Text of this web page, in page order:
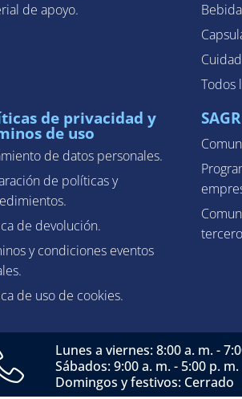
de apoyo.
Todos
de privacidad y
de uso
de datos personales.
de políticas y
de devolución.
y condiciones eventos
de uso de cookies.
Lunes a viernes: 8:00 a. m. -
Sábados: 9:00 a. m. - 5:00 p. m.
Domingos y festivos: Cerrado